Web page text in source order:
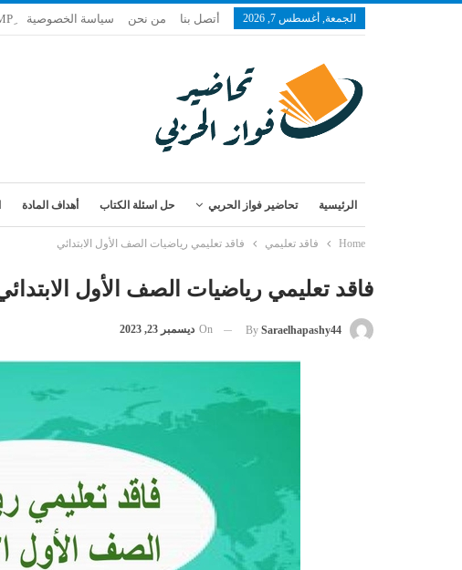
الجمعة, أغسطس 7, 2026 أتصل بنا من نحن سياسة الخصوصية
الرئيسية تحاضير فواز الحربي حل اسئلة الكتاب أهداف المادة
Home فاقد تعليمي فاقد تعليمي رياضيات الصف الأول الابتدائي
فاقد تعليمي رياضيات الصف الأول
By Saraelhapashy44
On ديسمبر 23, 2023